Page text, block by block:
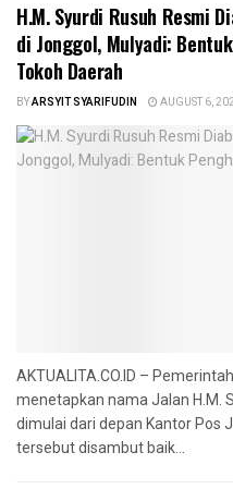
H.M. Syurdi Rusuh Resmi
di Jonggol, Mulyadi:
Tokoh Daerah
BYARSYIT SYARIFUDIN AUGUST 6,
AKTUALITA.CO.ID –
menetapkan nama Jalan H.M.
dimulai dari depan Kantor Pos
tersebut disambut baik...